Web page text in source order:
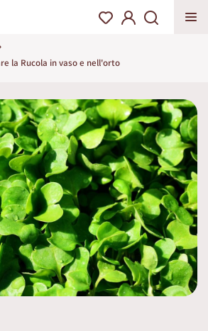
la Rucola in vaso e nell'orto